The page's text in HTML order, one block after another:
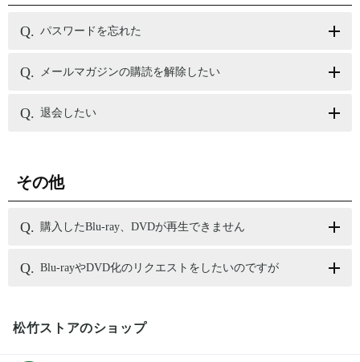
パスワードを忘れた
メールマガジンの購読を解除したい
退会したい
その他
購入したBlu-ray、DVDが再生できません
Blu-rayやDVD化のリクエストをしたいのですが
松竹ストアのショップ